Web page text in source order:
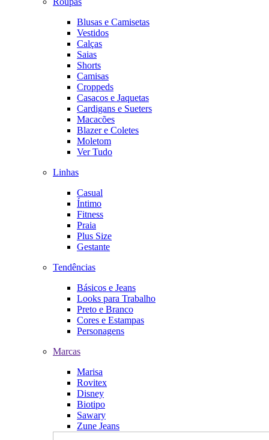
Blusas e Camisetas
Vestidos
Calças
Saias
Shorts
Camisas
Croppeds
Casacos e Jaquetas
Cardigans e Sueters
Macacões
Blazer e Coletes
Moletom
Ver Tudo
Linhas
Casual
Íntimo
Fitness
Praia
Plus Size
Gestante
Tendências
Básicos e Jeans
Looks para Trabalho
Preto e Branco
Cores e Estampas
Personagens
Marcas
Marisa
Rovitex
Disney
Biotipo
Sawary
Zune Jeans